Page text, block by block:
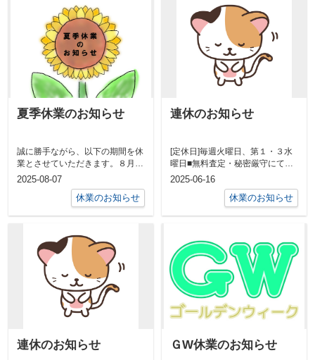
夏季休業のお知らせ
誠に勝手ながら、以下の期間を休
業とさせていただきます。８月１
１日（月）～１７日（日）尚、休
2025-08-07
休業のお知らせ
連休のお知らせ
[定休日]毎週火曜日、第１・３水
曜日■無料査定・秘密厳守にてご
対応させていただきます■毛呂山
2025-06-16
休業のお知らせ
連休のお知らせ ＧW休業のお知らせ